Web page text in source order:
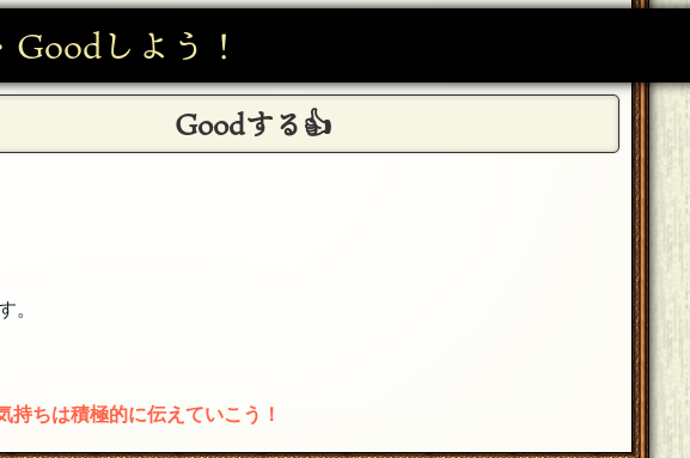
しよう！
Goodする👍
。
ちは積極的に伝えていこう！